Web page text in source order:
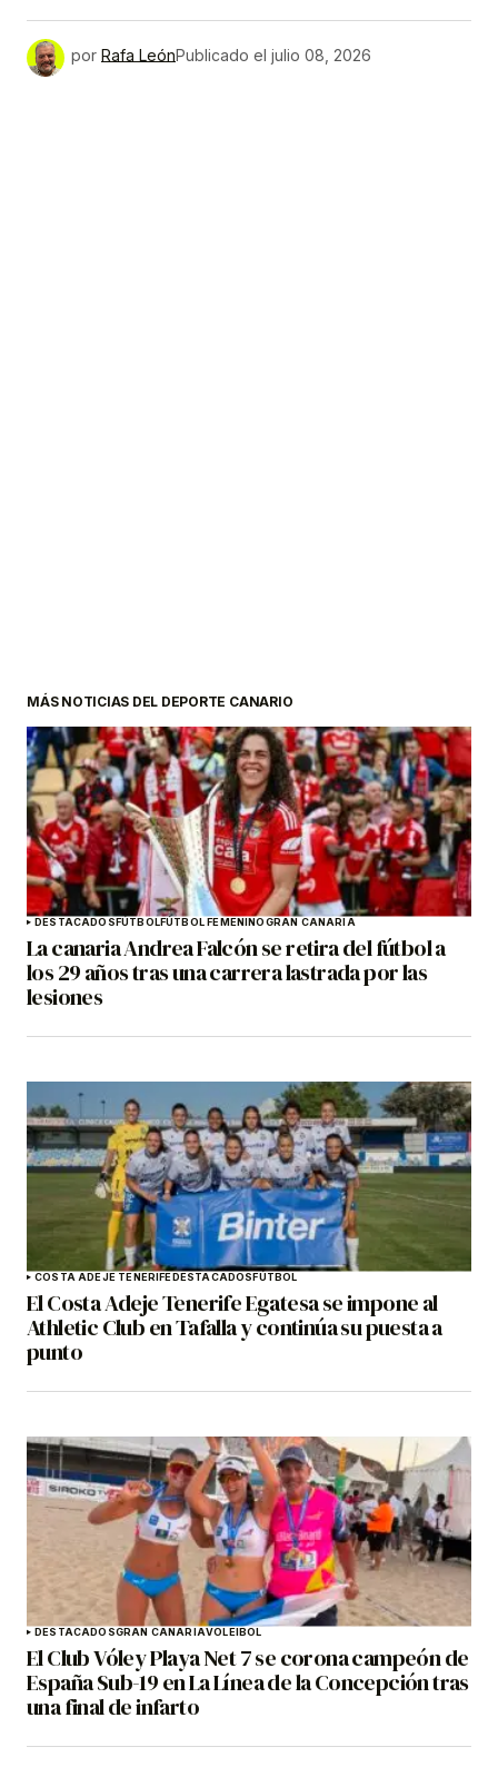
por Rafa LeónPublicado el julio 08, 2026
MÁS NOTICIAS DEL DEPORTE CANARIO
DESTACADOSFÚTBOLFÚTBOL FEMENINOGRAN CANARIA
La canaria Andrea Falcón se retira del fútbol a
los 29 años tras una carrera lastrada por las
lesiones
COSTA ADEJE TENERIFEDESTACADOSFÚTBOL
El Costa Adeje Tenerife Egatesa se impone al
Athletic Club en Tafalla y continúa su puesta a
punto
DESTACADOSGRAN CANARIAVOLEIBOL
El Club Vóley Playa Net 7 se corona campeón de
España Sub-19 en La Línea de la Concepción tras
una final de infarto